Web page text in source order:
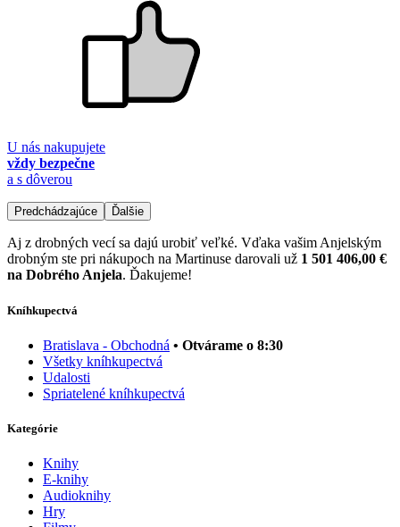
U nás nakupujete
vždy bezpečne
a s dôverou
Predchádzajúce Ďalšie
Aj z drobných vecí sa dajú urobiť veľké. Vďaka vašim Anjelským
drobným ste pri nákupoch na Martinuse darovali už 1 501 406,00 €
na Dobrého Anjela. Ďakujeme!
Kníhkupectvá
Bratislava - Obchodná • Otvárame o 8:30
Všetky kníhkupectvá
Udalosti
Spriatelené kníhkupectvá
Kategórie
Knihy
E-knihy
Audioknihy
Hry